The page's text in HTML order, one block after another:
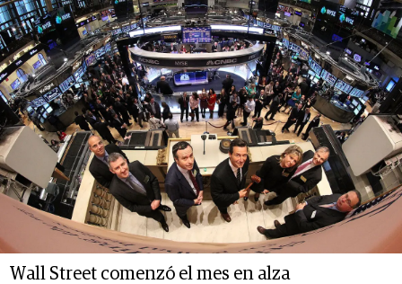
Wall Street comenzó el mes en alza